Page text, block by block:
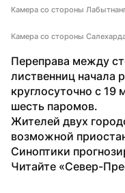
Камера со стороны
Камера со стороны
Переправа между
лиственниц начала
круглосуточно с 19
шесть паромов.
Жителей двух
возможной
Синоптики
Читайте «Север-